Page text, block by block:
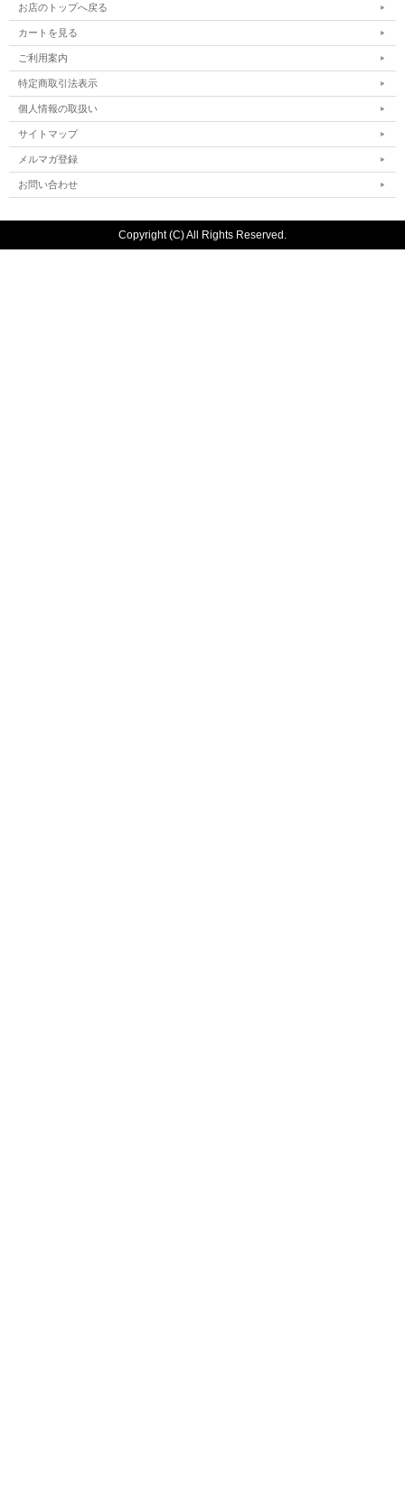
お店のトップへ戻る
カートを見る
ご利用案内
特定商取引法表示
個人情報の取扱い
サイトマップ
メルマガ登録
お問い合わせ
Copyright (C) All Rights Reserved.